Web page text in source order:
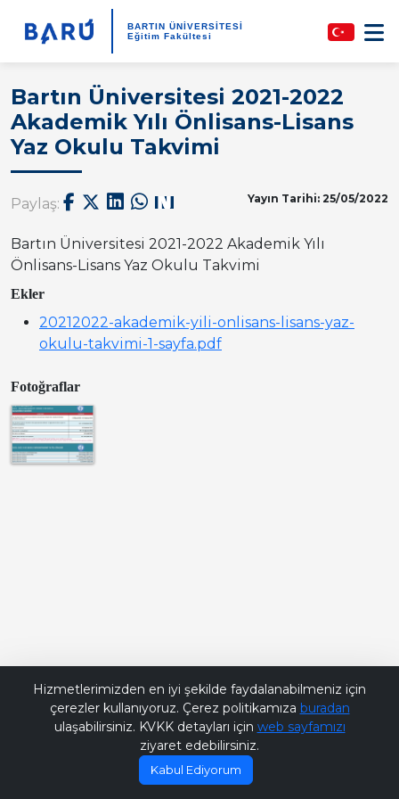
BARTIN ÜNİVERSİTESİ
Eğitim Fakültesi
Bartın Üniversitesi 2021-2022
Akademik Yılı Önlisans-Lisans
Yaz Okulu Takvimi
Paylaş: Yayın Tarihi: 25/05/2022
Bartın Üniversitesi 2021-2022 Akademik Yılı
Önlisans-Lisans Yaz Okulu Takvimi
Ekler
20212022-akademik-yili-onlisans-lisans-yaz-
okulu-takvimi-1-sayfa.pdf
Fotoğraflar
Hizmetlerimizden en iyi şekilde faydalanabilmeniz için
çerezler kullanıyoruz. Çerez politikamıza buradan
ulaşabilirsiniz. KVKK detayları için web sayfamızı
ziyaret edebilirsiniz.
Kabul Ediyorum
Bana Soru Sor | Ask Me